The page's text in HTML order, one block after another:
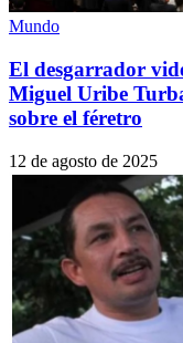
Mundo
El desgarrador
Miguel Uribe
sobre el féretro
12 de agosto de 2025